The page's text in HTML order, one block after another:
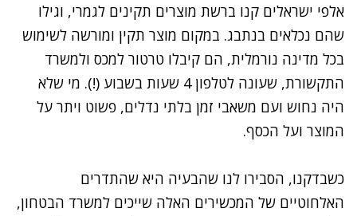
אלפי ישראלים קנו ברשת מוצרים תקינים לגמרי, וגילו
שהם נכלאים בנתבג. במקום מוצר תקין ומורשה לשימוש
בכל מדינה נורמלית, הם קיבלו טרטור למכס ולמשרד
התקשורת, שעונה לטלפון 4 שעות בשבוע (!). מי שלא
היה נחוש ועם משאבי זמן בלתי נדלים, פשוט ויתר על
המוצר ועל הכסף.
כשבדקנו, הסבירו לנו שהבעיה היא שהתדרים
האלחוטיים של המכשירים האלה שייכים למשרד הבטחון,